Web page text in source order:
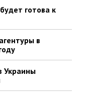
готова к
в
Украины